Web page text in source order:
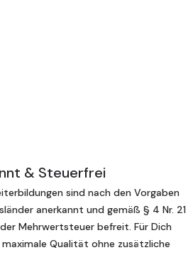
& Steuerfrei
sind nach den Vorgaben
anerkannt und gemäß § 4 Nr. 21
Mehrwertsteuer befreit. Für Dich
Qualität ohne zusätzliche